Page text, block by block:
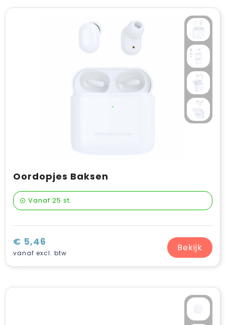
Oordopjes Baksen
Vanaf 25 st.
€ 5,46
vanaf excl. btw Bekijk